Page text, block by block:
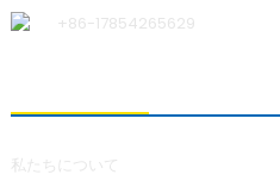
+86-17854265629
私たちについて